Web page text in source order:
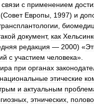
связи с применением
(Совет Европы 1997) и
документ, как
редакция — 2000) «
с участием человека».
при органах
национальные этические
и актуальным
этнических